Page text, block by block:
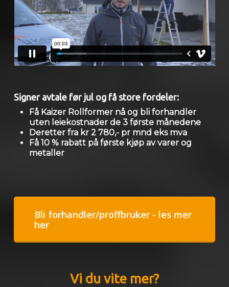
Signer avtale før jul og få store fordeler:
Få Kaizer Rollformer nå og bli forhandler
uten leiekostnader de 3 første månedene
Deretter fra kr 2 780,- pr mnd eks mva
Få 10 % rabatt på første kjøp av varer og
metaller
Bli forhandler/proffbruker - les mer
her
Vi du vite mer?